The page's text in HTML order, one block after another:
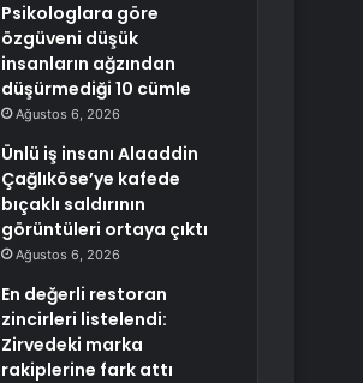
Psikologlara göre
özgüveni düşük
insanların ağzından
düşürmediği 10 cümle
Ağustos 6, 2026
Ünlü iş insanı Alaaddin
Çağlıköse’ye kafede
bıçaklı saldırının
görüntüleri ortaya çıktı
Ağustos 6, 2026
En değerli restoran
zincirleri listelendi:
Zirvedeki marka
rakiplerine fark attı